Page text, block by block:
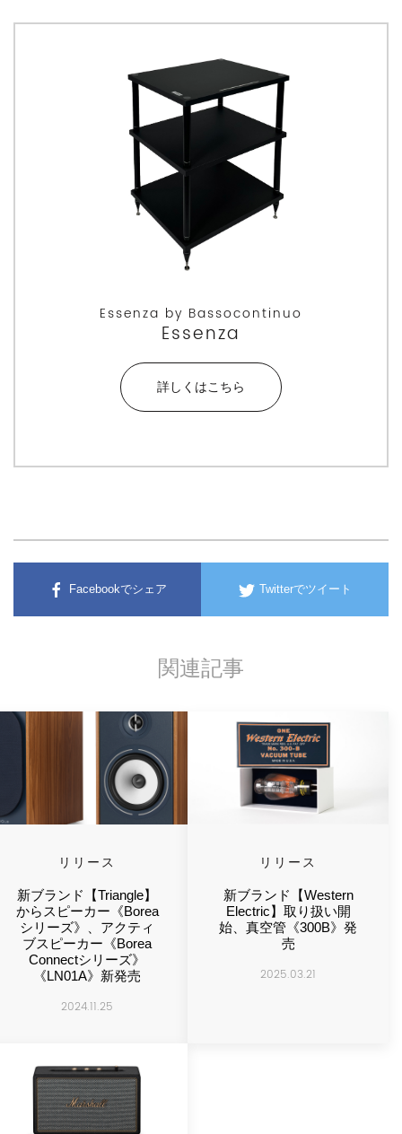
Essenza by Bassocontinuo
Essenza
詳しくはこちら
Facebookでシェア Twitterでツイート
関連記事
リリース
新ブランド【Triangle】
からスピーカー《Borea
シリーズ》、アクティ
ブスピーカー《Borea
Connectシリーズ》
《LN01A》新発売
2024.11.25
リリース
新ブランド【Western
Electric】取り扱い開
始、真空管《300B》発
売
2025.03.21